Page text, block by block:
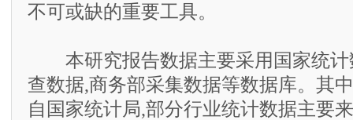
不可或缺的重要工具。
本研究报告数据主要采用国家统计
查数据,商务部采集数据等数据库。其
自国家统计局,部分行业统计数据主要